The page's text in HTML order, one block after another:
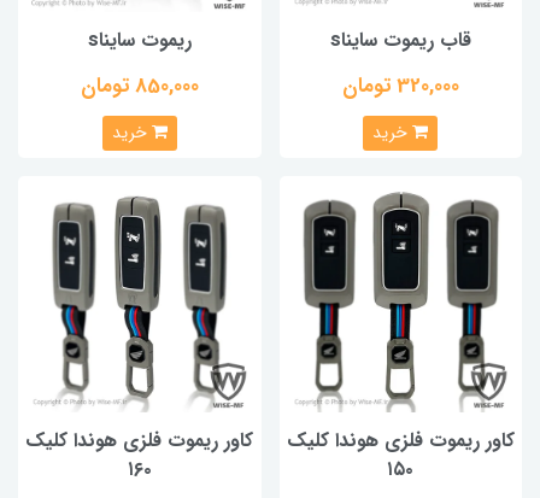
قاب ریموت سایناs
320,000 تومان
خرید
ریموت سایناs
850,000 تومان
خرید
کاور ریموت فلزی هوندا کلیک
۱۵۰
کاور ریموت فلزی هوندا کلیک
۱۶۰